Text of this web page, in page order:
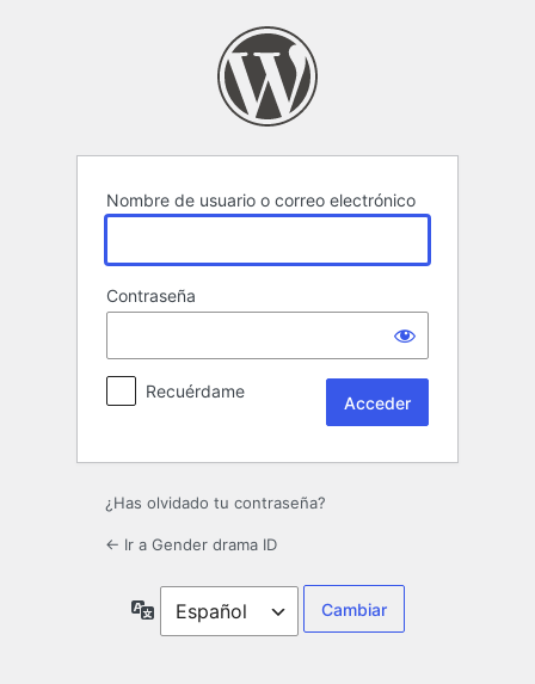
Nombre de usuario o correo electrónico
Contraseña
Recuérdame
¿Has olvidado tu contraseña?
← Ir a Gender drama ID
Idioma